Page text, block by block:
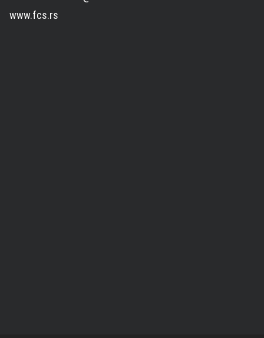
www.fcs.rs